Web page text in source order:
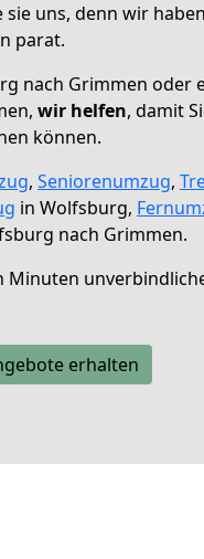
sie uns, denn wir
parat.
nach Grimmen oder
wir helfen, damit
können.
, Seniorenumzug,
in Wolfsburg,
nach Grimmen.
Minuten
erhalten